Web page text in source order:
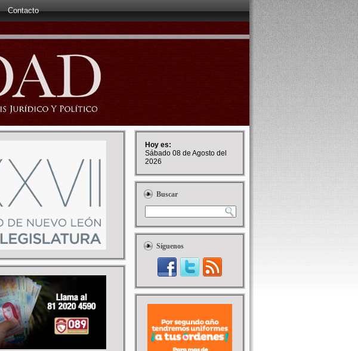
Contacto
Hoy es:
Sábado 08 de Agosto del
2026
Buscar
Síguenos